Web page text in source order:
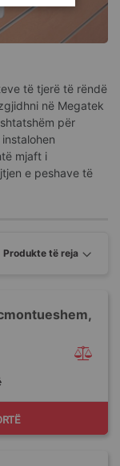
të tjerë të rëndë
në Megatek
për
mjaft i
e peshave të